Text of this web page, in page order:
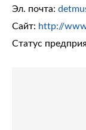
Эл. почта:
Сайт: http://
Статус